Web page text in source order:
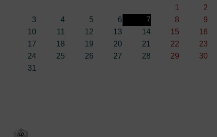
1
2
3
4 5 6 7 8
9
10
11 12 13 14 15
16
17
18 19 20 21 22
23
24
25 26 27 28 29
30
31